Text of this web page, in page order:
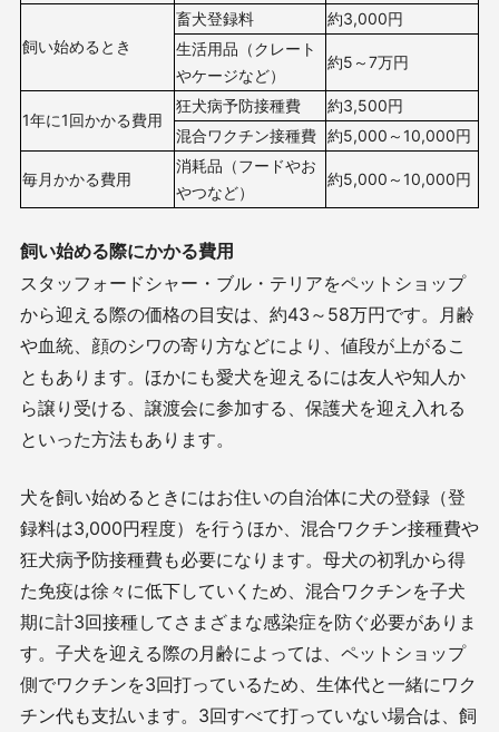
飼い始めるとき
畜犬登録料
約3,000円
生活用品（クレート
やケージなど）
約5～7万円
1年に1回かかる費用
狂犬病予防接種費
約3,500円
混合ワクチン接種費 約5,000～10,000円
毎月かかる費用
消耗品（フードやお
やつなど）
約5,000～10,000円
飼い始める際にかかる費用
スタッフォードシャー・ブル・テリアをペットショップ
から迎える際の価格の目安は、約43～58万円です。月齢
や血統、顔のシワの寄り方などにより、値段が上がるこ
ともあります。ほかにも愛犬を迎えるには友人や知人か
ら譲り受ける、譲渡会に参加する、保護犬を迎え入れる
といった方法もあります。
犬を飼い始めるときにはお住いの自治体に犬の登録（登
録料は3,000円程度）を行うほか、混合ワクチン接種費や
狂犬病予防接種費も必要になります。母犬の初乳から得
た免疫は徐々に低下していくため、混合ワクチンを子犬
期に計3回接種してさまざまな感染症を防ぐ必要がありま
す。子犬を迎える際の月齢によっては、ペットショップ
側でワクチンを3回打っているため、生体代と一緒にワク
チン代も支払います。3回すべて打っていない場合は、飼